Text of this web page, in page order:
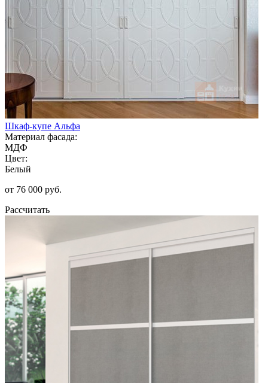
Шкаф-купе Альфа
Материал фасада:
МДФ
Цвет:
Белый
от 76 000 руб.
Рассчитать